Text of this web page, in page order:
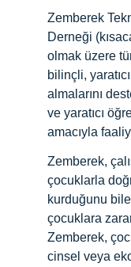
Zemberek
Derneği
olmak üzere
bilinçli,
almalarını
ve yaratıcı
amacıyla
Zemberek,
çocuklarla
kurduğunu
çocuklara
Zemberek,
cinsel veya